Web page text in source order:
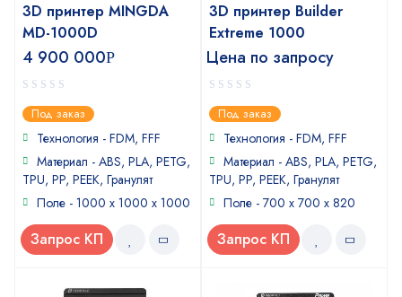
3D принтер MINGDA
MD-1000D
4 900 000Р
0
out
of
Под заказ
Технология - FDM, FFF
Материал - ABS, PLA, PETG,
TPU, PP, PEEK, Гранулят
Поле - 1000 x 1000 x 1000
Запрос КП
3D принтер Builder
Extreme 1000
Цена по запросу
0
out
of
Под заказ
Технология - FDM, FFF
Материал - ABS, PLA, PETG,
TPU, PP, PEEK, Гранулят
Поле - 700 x 700 x 820
Запрос КП